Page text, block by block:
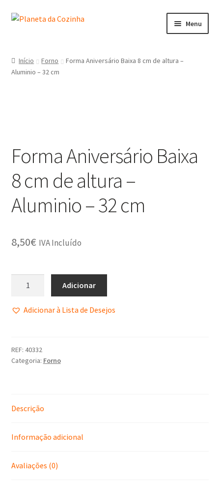
Menu
Carrinho
Lista de Desejos
Loja
Minha Conta
Termos e Condições
Início Forno
Forma Aniversário Baixa 8 cm de altura –
Aluminio – 32 cm
Forma Aniversário Baixa
8 cm de altura –
Aluminio – 32 cm
8,50€ IVA Incluído
Adicionar
Adicionar à Lista de Desejos
REF: 40332
Categoria: Forno
Descrição
Informação adicional
Avaliações (0)